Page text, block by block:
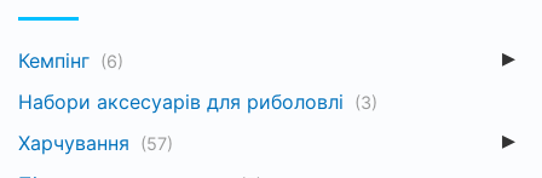
Кемпінг (6)
Набори аксесуарів для риболовлі (3)
Харчування (57)